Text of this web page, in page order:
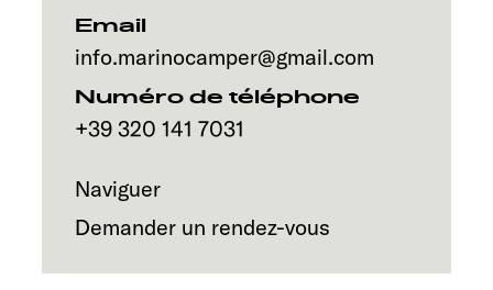
Email
info.marinocamper@gmail.com
Numéro de téléphone
+39 320 141 7031
Naviguer
Demander un rendez-vous